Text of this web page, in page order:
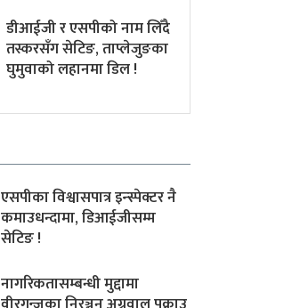
डीआईजी र एसपीको नाम लिँदै
तस्करसँग सेटिङ, ताप्लेजुङका
घुमुवाको लहानमा डिल !
एसपीका विश्वासपात्र इन्स्पेक्टर नै
कमाउधन्दामा, डिआईजीसम्म
सेटिङ !
नागरिकतासम्बन्धी मुद्दामा